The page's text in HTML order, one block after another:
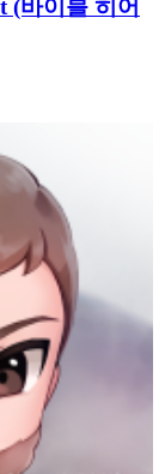
바이블 히어